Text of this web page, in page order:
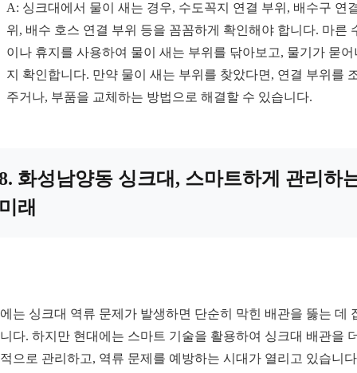
A: 싱크대에서 물이 새는 경우, 수도꼭지 연결 부위, 배수구 연
위, 배수 호스 연결 부위 등을 꼼꼼하게 확인해야 합니다. 마른
이나 휴지를 사용하여 물이 새는 부위를 닦아보고, 물기가 묻어
지 확인합니다. 만약 물이 새는 부위를 찾았다면, 연결 부위를
주거나, 부품을 교체하는 방법으로 해결할 수 있습니다.
화성남양동 싱크대, 스마트하게 관리하
래
는 싱크대 역류 문제가 발생하면 단순히 막힌 배관을 뚫는 데
다. 하지만 현대에는 스마트 기술을 활용하여 싱크대 배관을
으로 관리하고, 역류 문제를 예방하는 시대가 열리고 있습니